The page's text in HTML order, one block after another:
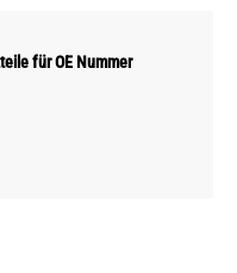
für OE Nummer